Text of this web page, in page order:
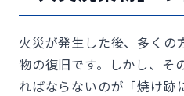
火災が発生した後、多くの
物の復旧です。しかし、そ
ればならないのが「焼け跡